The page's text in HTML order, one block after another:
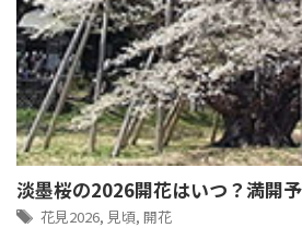
淡墨桜の2026開花はいつ？満開
花見2026, 見頃, 開花